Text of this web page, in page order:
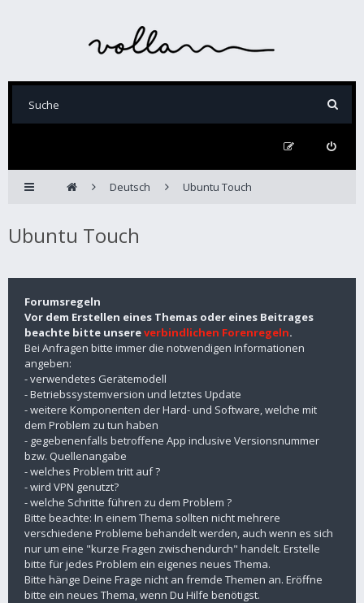
Deutsch Ubuntu Touch
Ubuntu Touch
Forumsregeln
Vor dem Erstellen eines Themas oder eines Beitrages
beachte bitte unsereverbindlichen Forenregeln.
Bei Anfragen bitte immer die notwendigen Informationen
angeben:
- verwendetes Gerätemodell
- Betriebssystemversion und letztes Update
- weitere Komponenten der Hard- und Software, welche mit
dem Problem zu tun haben
- gegebenenfalls betroffene App inclusive Versionsnummer
bzw. Quellenangabe
- welches Problem tritt auf ?
- wird VPN genutzt?
- welche Schritte führen zu dem Problem ?
Bitte beachte: In einem Thema sollten nicht mehrere
verschiedene Probleme behandelt werden, auch wenn es sich
nur um eine "kurze Fragen zwischendurch" handelt. Erstelle
bitte für jedes Problem ein eigenes neues Thema.
Bitte hänge Deine Frage nicht an fremde Themen an. Eröffne
bitte ein neues Thema, wenn Du Hilfe benötigst.